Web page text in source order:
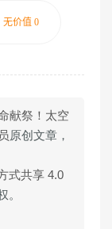
献祭！太空
原创文章，
式共享 4.0
。